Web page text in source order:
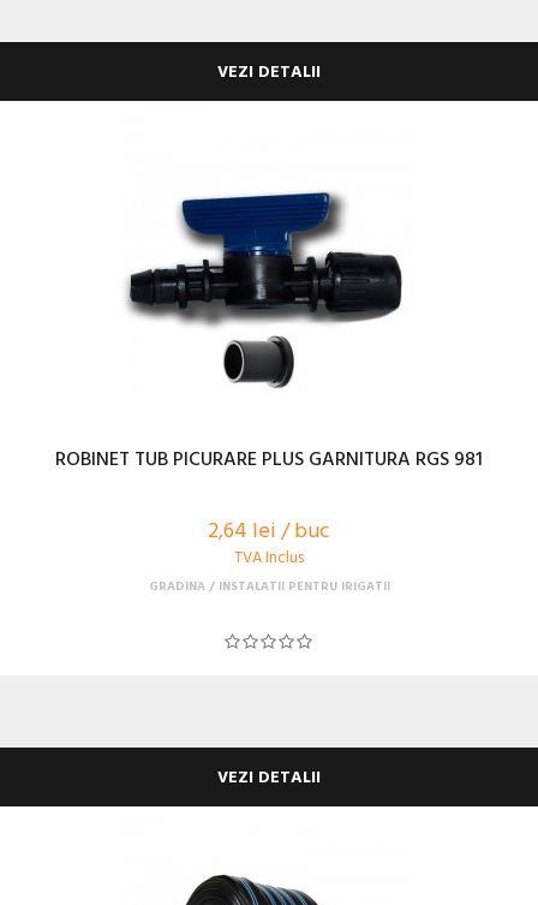
VEZI DETALII
ROBINET TUB PICURARE PLUS GARNITURA RGS 981
2,64 lei / buc
TVA Inclus
GRADINA INSTALATII PENTRU IRIGATII
VEZI DETALII